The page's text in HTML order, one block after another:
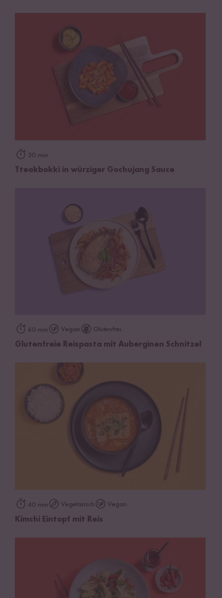
30 min
Tteokbokki in würziger Gochujang Sauce
60 min Vegan Glutenfrei
Glutenfreie Reispasta mit Auberginen Schnitzel
40 min Vegetarisch Vegan
Kimchi Eintopf mit Reis